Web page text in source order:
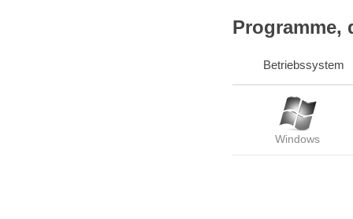
Programme,
Betriebssystem
Windows